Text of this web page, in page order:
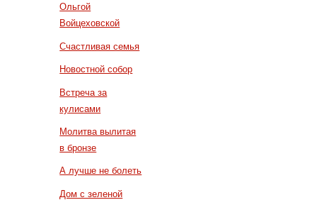
Ольгой
Войцеховской
Счастливая семья
Новостной собор
Встреча за
кулисами
Молитва вылитая
в бронзе
А лучше не болеть
Дом с зеленой